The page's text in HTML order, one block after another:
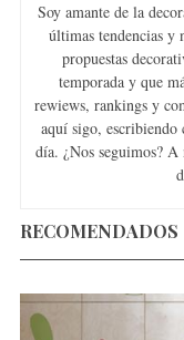
Soy amante de la
últimas tendencias y
propuestas
temporada y que
rewiews, rankings y
aquí sigo,
día. ¿Nos seguimos?
RECOMENDADOS